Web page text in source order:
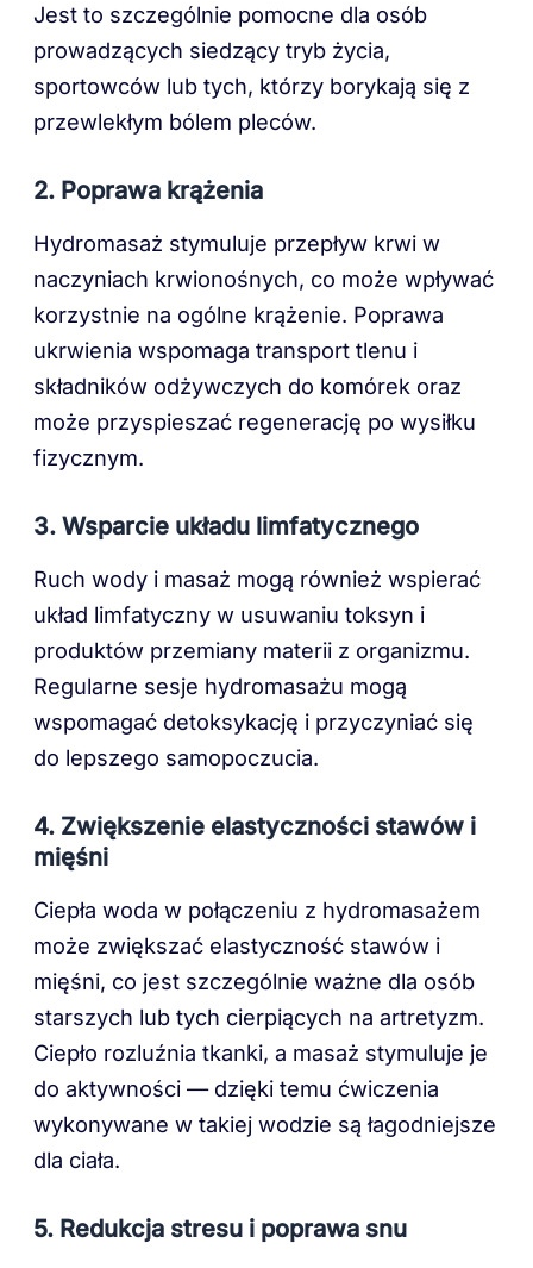
Jest to szczególnie pomocne dla osób
prowadzących siedzący tryb życia,
sportowców lub tych, którzy borykają się z
przewlekłym bólem pleców.
2. Poprawa krążenia
Hydromasaż stymuluje przepływ krwi w
naczyniach krwionośnych, co może wpływać
korzystnie na ogólne krążenie. Poprawa
ukrwienia wspomaga transport tlenu i
składników odżywczych do komórek oraz
może przyspieszać regenerację po wysiłku
fizycznym.
3.Wsparcie układu limfatycznego
Ruch wody i masaż mogą również wspierać
układ limfatyczny w usuwaniu toksyn i
produktów przemiany materii z organizmu.
Regularne sesje hydromasażu mogą
wspomagać detoksykację i przyczyniać się
do lepszego samopoczucia.
4. Zwiększenie elastyczności stawów i
mięśni
Ciepła woda w połączeniu z hydromasażem
może zwiększać elastyczność stawów i
mięśni, co jest szczególnie ważne dla osób
starszych lub tych cierpiących na artretyzm.
Ciepło rozluźnia tkanki, a masaż stymuluje je
do aktywności — dzięki temu ćwiczenia
wykonywane w takiej wodzie są łagodniejsze
dla ciała.
5. Redukcja stresu i poprawa snu